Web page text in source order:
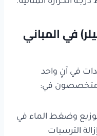
في المباني
في آنٍ واحد
متخصصون في:
وضغط الماء في
الترسبات